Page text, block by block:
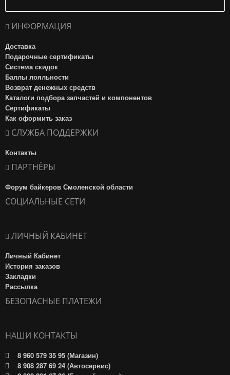
ИНФОРМАЦИЯ
Доставка
Подарочные сертификаты
Система скидок
Баллы лояльности
Возврат денежных средств
Каталоги подбора запчастей и компонентов
Сертификаты
Как оформить заказ
СЛУЖБА ПОДДЕРЖКИ
Контакты
ПАРТНЁРЫ
Форум байкеров Смоленской области
СОЦИАЛЬНЫЕ СЕТИ
ЛИЧНЫЙ КАБИНЕТ
Личный Кабинет
История заказов
Закладки
Рассылка
БЕЗОПАСНЫЕ ПЛАТЕЖИ
НАШИ КОНТАКТЫ
8 960 579 35 95 (Магазин)
8 908 287 69 24 (Автосервис)